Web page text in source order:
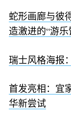
蛇形画廊与彼
造激进的“游乐
瑞士风格海报
首发亮相：宜
华新尝试